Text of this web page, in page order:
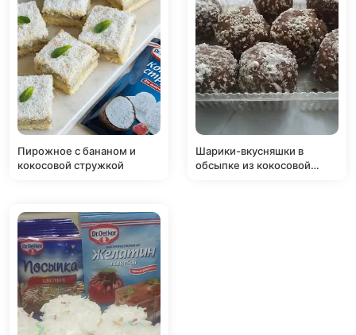
Пирожное с бананом и
кокосовой стружкой
Шарики-вкусняшки в
обсыпке из кокосовой